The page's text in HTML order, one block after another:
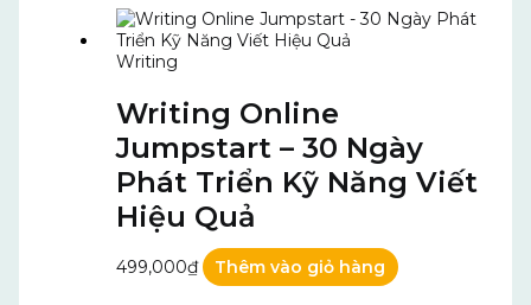
Writing
Writing Online
Jumpstart – 30 Ngày
Phát Triển Kỹ Năng Viết
Hiệu Quả
499,000₫ Thêm vào giỏ hàng